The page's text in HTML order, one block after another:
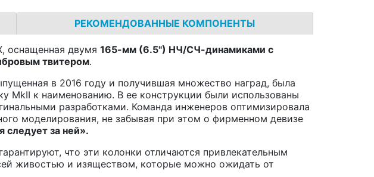
РЕКОМЕНДОВАННЫЕ КОМПОНЕНТЫ
оснащенная двумя 165-мм (6.5") НЧ/СЧ-динамиками с
твитером.
в 2016 году и получившая множество наград, была
MkII к наименованию. В ее конструкции были использованы
разработками. Команда инженеров оптимизировала
моделирования, не забывая при этом о фирменном девизе
следует за ней».
что эти колонки отличаются привлекательным
живостью и изяществом, которые можно ожидать от